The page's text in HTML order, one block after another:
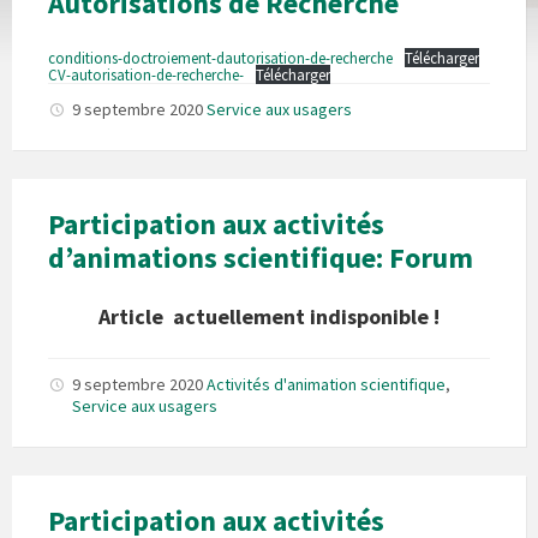
conditions-doctroiement-dautorisation-de-recherche
Télécharger
CV-autorisation-de-recherche-
Télécharger
9 septembre 2020Service aux usagers
Participation aux activités
d’animations scientifique: Forum
Article actuellement indisponible !
9 septembre 2020Activités d'animation scientifique,
Service aux usagers
Participation aux activités